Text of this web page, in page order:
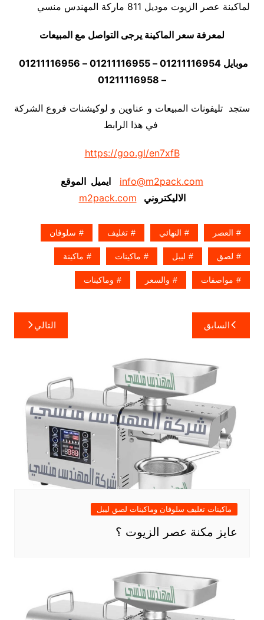
لماكينة عصر الزيوت موديل 811 ماركة المهندس منسي
لمعرفة سعر الماكينة يرجى التواصل مع المبيعات
– 01211116958
ستجد تليفونات المبيعات و عناوين و لوكيشنات فروع الشركة
في هذا الرابط
https://goo.gl/en7xfB
info@m2pack.com
ايميل الموقع
الاليكتروني m2pack.com
العصر النهائي تغليف سلوفان
لصق ليبل ماكينات ماكينة
مواصفات والسعر وماكينات
تصفّح
المقالات
السابق التالي
ماكينات تغليف سلوفان وماكينات لصق ليبل
عايز مكنة عصر الزيوت ؟